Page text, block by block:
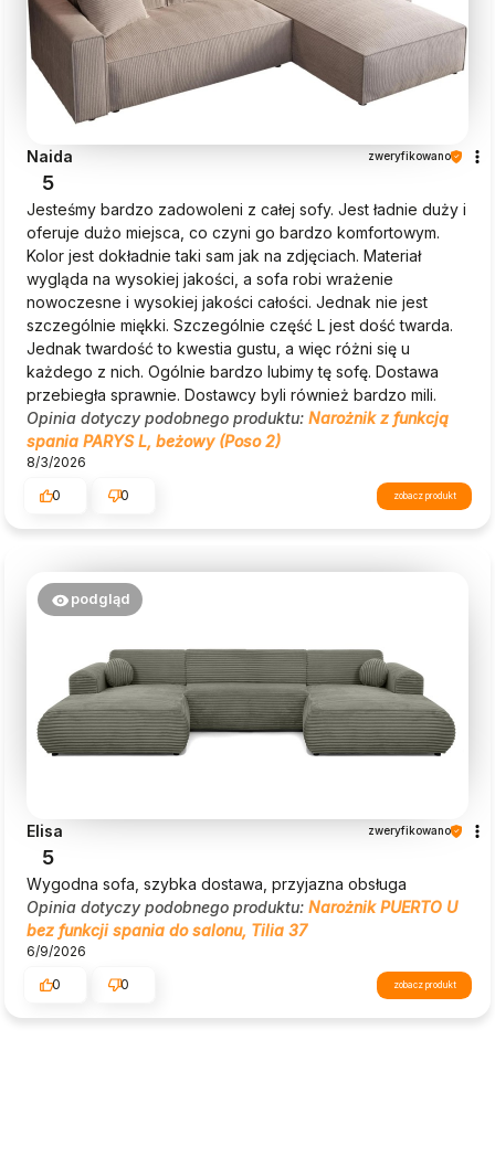
Naida zweryfikowano
5
Jesteśmy bardzo zadowoleni z całej sofy. Jest ładnie duży i
oferuje dużo miejsca, co czyni go bardzo komfortowym.
Kolor jest dokładnie taki sam jak na zdjęciach. Materiał
wygląda na wysokiej jakości, a sofa robi wrażenie
nowoczesne i wysokiej jakości całości. Jednak nie jest
szczególnie miękki. Szczególnie część L jest dość twarda.
Jednak twardość to kwestia gustu, a więc różni się u
każdego z nich. Ogólnie bardzo lubimy tę sofę. Dostawa
przebiegła sprawnie. Dostawcy byli również bardzo mili.
Opinia dotyczy podobnego produktu: Narożnik z funkcją
spania PARYS L, beżowy (Poso 2)
8/3/2026
0
0 zobacz produkt
podgląd
Elisa zweryfikowano
5
Wygodna sofa, szybka dostawa, przyjazna obsługa
Opinia dotyczy podobnego produktu: Narożnik PUERTO U
bez funkcji spania do salonu, Tilia 37
6/9/2026
0
0 zobacz produkt